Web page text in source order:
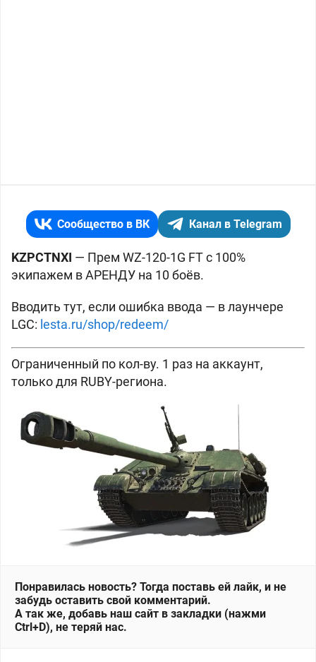
Сообщество в ВК Канал в Telegram
KZPCTNXI — Прем WZ-120-1G FT с 100%
экипажем в АРЕНДУ на 10 боёв.
Вводить тут, если ошибка ввода — в лаунчере
LGC: lesta.ru/shop/redeem/
Ограниченный по кол-ву. 1 раз на аккаунт,
только для RUBY-региона.
Понравилась новость? Тогда поставь ей лайк, и не
забудь оставить свой комментарий.
А так же, добавь наш сайт в закладки (нажми
Ctrl+D), не теряй нас.